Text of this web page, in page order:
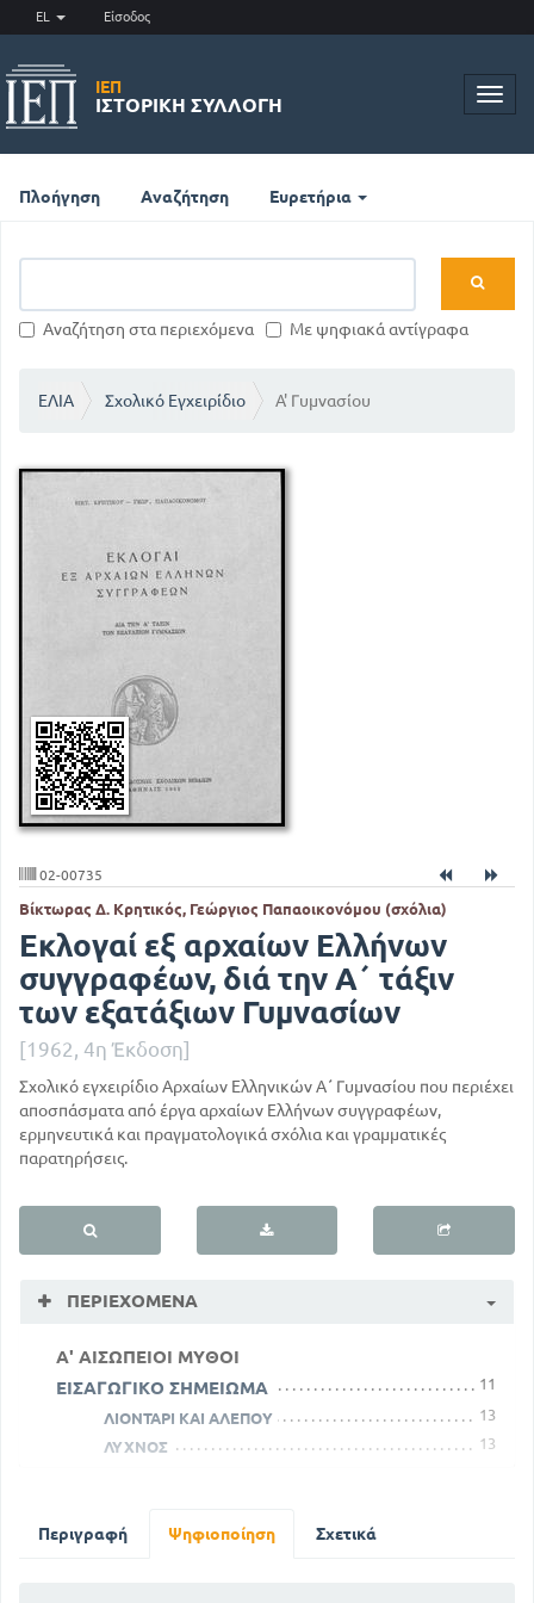
EL Είσοδος
ΙΕΠ
ΙΣΤΟΡΙΚΉ ΣΥΛΛΟΓΉ
Πλοήγηση Αναζήτηση Ευρετήρια
Αναζήτηση στα περιεχόμενα Με ψηφιακά αντίγραφα
ΕΛΙΑ Σχολικό Εγχειρίδιο Α' Γυμνασίου
02-00735
Βίκτωρας Δ. Κρητικός, Γεώργιος Παπαοικονόμου (σχόλια)
Εκλογαί εξ αρχαίων Ελλήνων
συγγραφέων, διά την Α΄ τάξιν
των εξατάξιων Γυμνασίων
[1962, 4η Έκδοση]
Σχολικό εγχειρίδιο Αρχαίων Ελληνικών Α΄ Γυμνασίου που περιέχει
αποσπάσματα από έργα αρχαίων Ελλήνων συγγραφέων,
ερμηνευτικά και πραγματολογικά σχόλια και γραμματικές
παρατηρήσεις.
ΠΕΡΙΕΧΌΜΕΝΑ
Α' ΑΙΣΩΠΕΙΟΙ ΜΥΘΟΙ
ΕΙΣΑΓΩΓΙΚΟ ΣΗΜΕΙΩΜΑ
11
ΛΙΟΝΤΑΡΙ ΚΑΙ ΑΛΕΠΟΥ
13
ΛΥΧΝΟΣ
13
ΠΗΡΕ ΔΥΟ
Περιγραφή Ψηφιοποίηση Σχετικά